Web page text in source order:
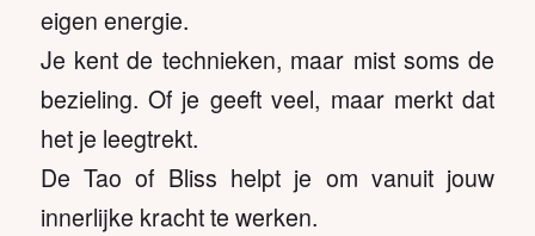
eigen energie.
Je kent de technieken, maar mist soms de
bezieling. Of je geeft veel, maar merkt dat
het je leegtrekt.
De Tao of Bliss helpt je om vanuit jouw
innerlijke kracht te werken.